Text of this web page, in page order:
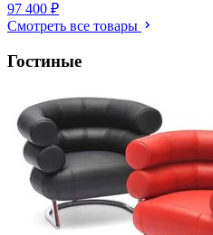
97 400 ₽
Смотреть все товары
Гостиные